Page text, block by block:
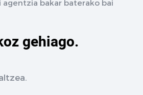
bakar baterako bai
gehiago.